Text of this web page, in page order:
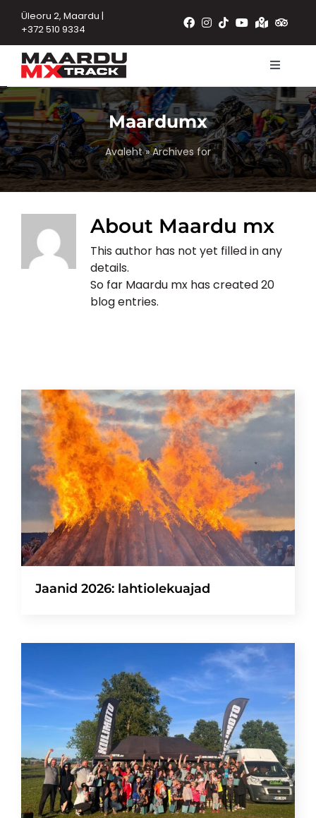
content
Üleoru 2, Maardu |
+372 510 9334
Toggle
Avaleht
Rajad
Tooted
Sündmused
Teated
Kontakt
Maardumx
Avaleht»Archives for
About Maardu mx
This author has not yet filled in any
details.
So far Maardu mx has created 20
blog entries.
Jaanid 2026: lahtiolekuajad